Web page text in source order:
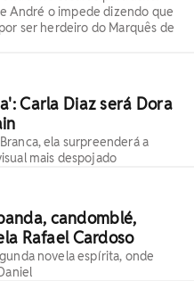
André o impede dizendo que
ser herdeiro do Marquês de
Carla Diaz será Dora
ela surpreenderá a
mais despojado
candomblé,
Rafael Cardoso
novela espírita, onde